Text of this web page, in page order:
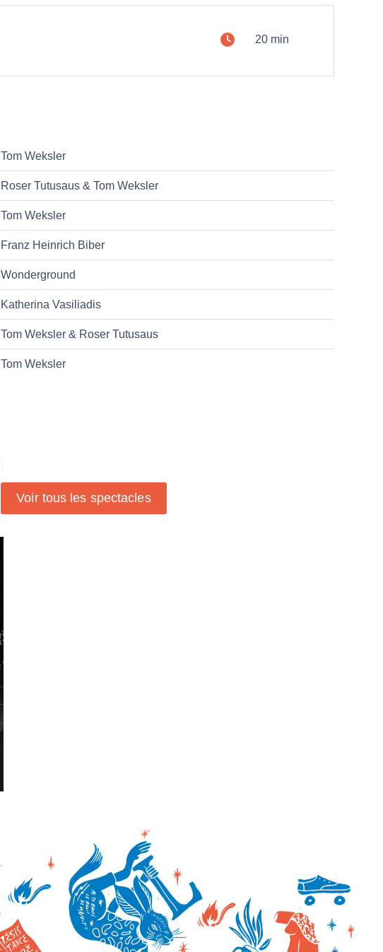
20 min
Tom Weksler
Roser Tutusaus & Tom Weksler
Tom Weksler
Franz Heinrich Biber
Wonderground
Katherina Vasiliadis
Tom Weksler & Roser Tutusaus
Tom Weksler
Voir tous les spectacles